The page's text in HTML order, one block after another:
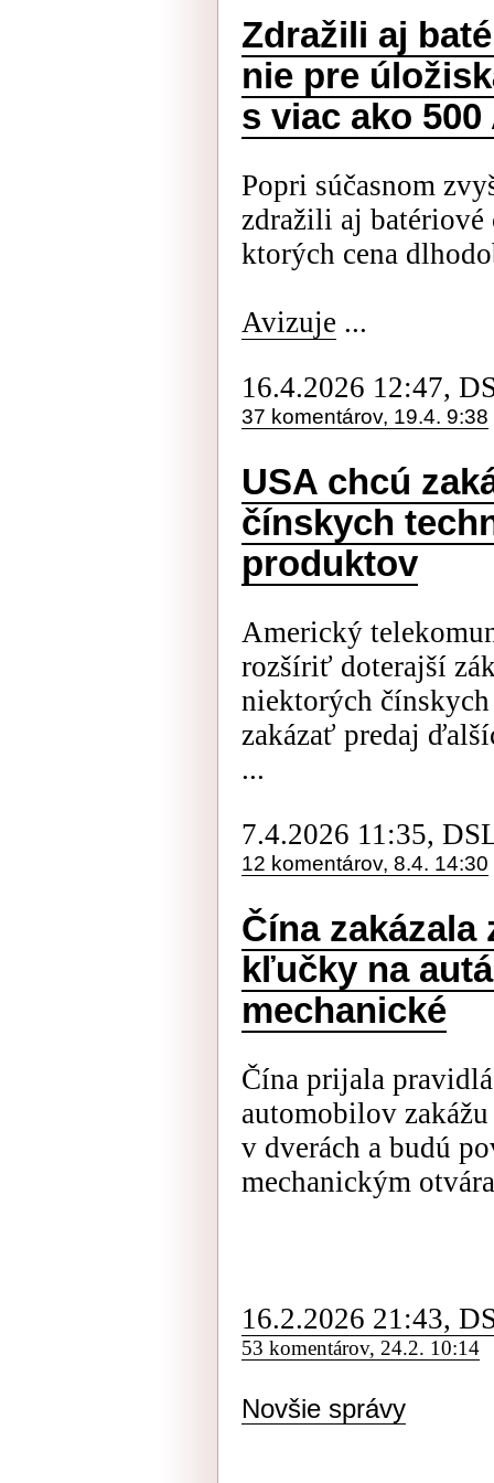
Zdražili aj
nie pre
s viac ako 500
Popri súčasnom
zdražili aj
ktorých cena
Avizuje ...
16.4.2026 12:47,
37 komentárov, 19.4. 9:38
USA chcú
čínskych
produktov
Americký
rozšíriť doterajší
niektorých
zakázať predaj
...
7.4.2026 11:35,
12 komentárov, 8.4. 14:30
Čína
kľučky na
mechanické
Čína prijala
automobilov
v dverách a budú
mechanickým
16.2.2026 21:43,
53 komentárov, 24.2. 10:14
Novšie správy